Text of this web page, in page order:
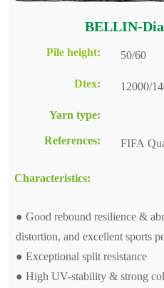
BELLIN-
Pile height: 50/60
Dtex: 12000/
Yarn type:
References: FIFA
Characteristics:
● Good rebound resilience &
distortion, and excellent sports
● Exceptional split resistance
● High UV-stability & strong